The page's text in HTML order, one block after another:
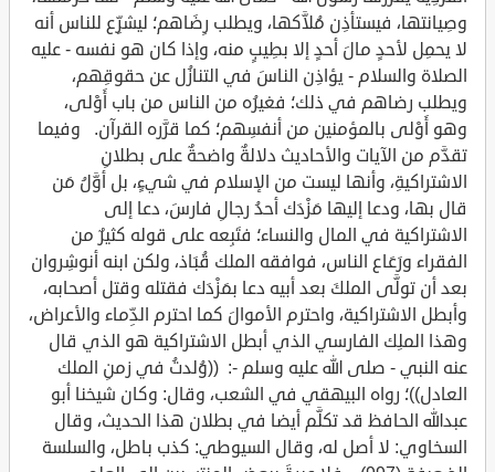
وصِيانتها، فيستأذِن مُلاَّكها، ويطلب رِضَاهم؛ ليشرِّع للناس أنه
لا يحمِل لأحدٍ مالَ أحدٍ إلا بطِيبٍ منه، وإذا كان هو نفسه - عليه
الصلاة والسلام - يؤاذِن الناسَ في التنازُل عن حقوقِهم،
ويطلب رضاهم في ذلك؛ فغيرُه من الناس من باب أَوْلى،
وهو أَوْلى بالمؤمنين من أنفسِهم؛ كما قرَّره القرآن. وفيما
تقدَّم من الآيات والأحاديث دلالةٌ واضحةٌ على بطلانِ
الاشتراكيةِ، وأنها ليست من الإسلام في شيءٍ، بل أوَّلُ مَن
قال بها، ودعا إليها مَزْدَك أحدُ رجالِ فارسَ، دعا إلى
الاشتراكية في المال والنساء؛ فتَبِعه على قوله كثيرٌ من
الفقراء ورَعَاع الناس، فوافقه الملك قُبَاذ، ولكن ابنه أنوشِروان
بعد أن تولَّى الملكَ بعد أبيه دعا بمَزْدَك فقتله وقتل أصحابه،
وأبطل الاشتراكية، واحترم الأموالَ كما احترم الدِّماء والأعراض،
وهذا الملِك الفارسي الذي أبطل الاشتراكية هو الذي قال
عنه النبي - صلى الله عليه وسلم -: ((وُلدتُ في زمنِ الملك
العادل))؛ رواه البيهقي في الشعب، وقال: وكان شيخنا أبو
عبدالله الحافظ قد تكلَّم أيضا في بطلان هذا الحديث، وقال
السخاوي: لا أصل له، وقال السيوطي: كذب باطل، والسلسة